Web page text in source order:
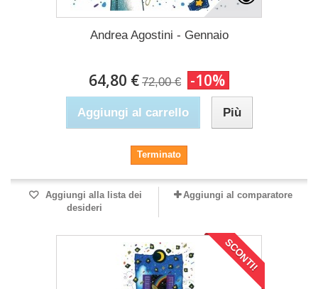
Andrea Agostini - Gennaio
64,80 € 72,00 € -10%
Aggiungi al carrello Più
Terminato
Aggiungi alla lista dei
desideri
Aggiungi al comparatore
SCONTI!